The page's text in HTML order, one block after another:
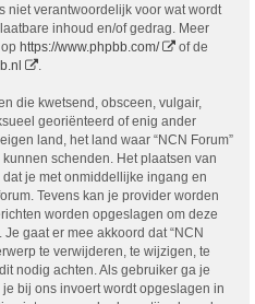
niet verantwoordelijk voor wat wordt
inhoud en/of gedrag. Meer
https://www.phpbb.com/
of de
.
die kwetsend, obsceen, vulgair,
georiënteerd of enig ander
land, het land waar “NCN Forum”
schenden. Het plaatsen van
je met onmiddellijke ingang en
Tevens kan je provider worden
worden opgeslagen om deze
gaat er mee akkoord dat “NCN
te verwijderen, te wijzigen, te
nodig achten. Als gebruiker ga je
bij ons invoert wordt opgeslagen in